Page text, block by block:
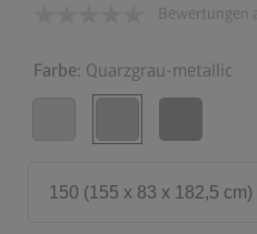
Bewertungen
Farbe: Quarzgrau-metallic
150 (155 x 83 x 182,5 cm)